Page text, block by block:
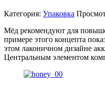
Категория: Упаковка
Мёд рекомендуют для
примере этого концепта
этом лаконичном дизайне
Центральным элементом